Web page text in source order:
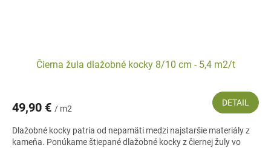
Čierna žula dlažobné kocky 8/10 cm - 5,4 m2/t
49,90 € / m2
DETAIL
Dlažobné kocky patria od nepamäti medzi najstaršie materiály z
kameňa. Ponúkame štiepané dlažobné kocky z čiernej žuly vo